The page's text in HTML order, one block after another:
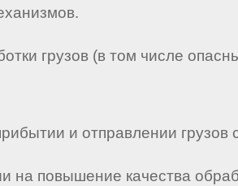
грузов (в том числе
и отправлении грузов
на повышение качества